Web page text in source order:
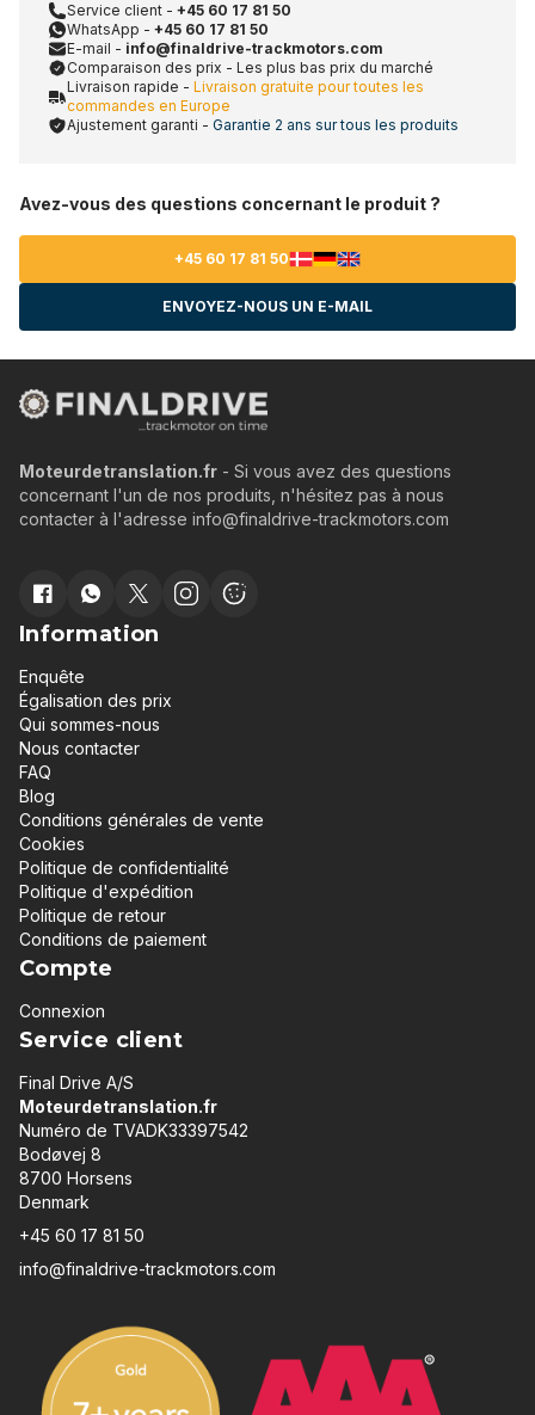
Service client - +45 60 17 81 50
WhatsApp - +45 60 17 81 50
E-mail - info@finaldrive-trackmotors.com
Comparaison des prix - Les plus bas prix du marché
Livraison rapide - Livraison gratuite pour toutes les
commandes en Europe
Ajustement garanti - Garantie 2 ans sur tous les produits
Avez-vous des questions concernant le produit ?
+45 60 17 81 50
ENVOYEZ-NOUS UN E-MAIL
Moteurdetranslation.fr - Si vous avez des questions
concernant l'un de nos produits, n'hésitez pas à nous
contacter à l'adresse info@finaldrive-trackmotors.com
Information
Enquête
Égalisation des prix
Qui sommes-nous
Nous contacter
FAQ
Blog
Conditions générales de vente
Cookies
Politique de confidentialité
Politique d'expédition
Politique de retour
Conditions de paiement
Compte
Connexion
Service client
Final Drive A/S
Moteurdetranslation.fr
Numéro de TVADK33397542
Bodøvej 8
8700 Horsens
Denmark
+45 60 17 81 50
info@finaldrive-trackmotors.com